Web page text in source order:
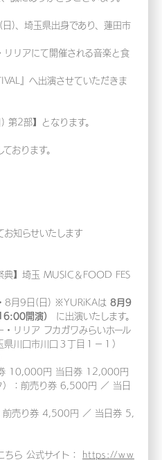
)、埼玉県出身であり、蓮田市
リリアにて開催される音楽と食
』へ出演させていただきま
第2部】となります。
おります。
知らせいたします
典】埼玉 MUSIC＆FOOD FES
8月9日(日) ※YURiKAは 8月9
開演）
に出演いたします。
・リリア フカガワみらいホール
県川口市川口３丁目１−１）
10,000円 当日券 12,000円
）：前売り券 6,500円 ／ 当日
前売り券 4,500円 ／ 当日券 5,
ら 公式サイト： https://ww